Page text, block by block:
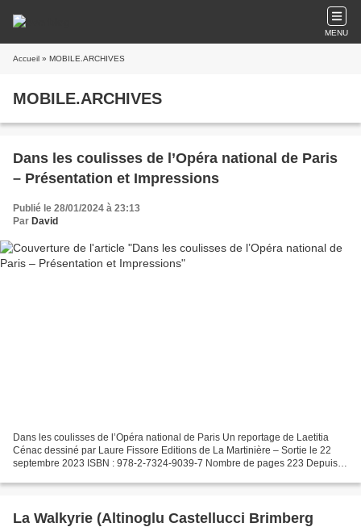
MENU
Accueil » MOBILE.ARCHIVES
MOBILE.ARCHIVES
Dans les coulisses de l’Opéra national de Paris
– Présentation et Impressions
Publié le 28/01/2024 à 23:13
Par David
Dans les coulisses de l’Opéra national de Paris Un reportage de Laetitia
Cénac dessiné par Laure Fissore Editions de La Martinière – Sortie le 22
septembre 2023 ISBN : 978-2-7324-9039-7 Nombre de pages 223 Depuis
La Walkyrie (Altinoglu Castellucci Brimberg